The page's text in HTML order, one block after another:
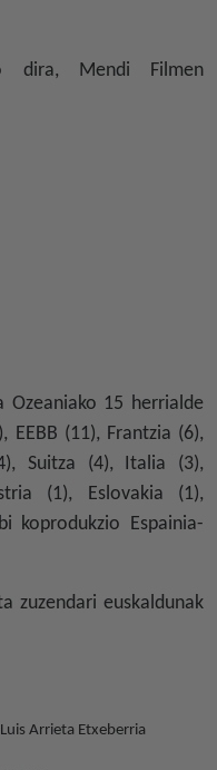
dira, Mendi Filmen
Ozeaniako 15 herrialde
EEBB (11), Frantzia (6),
Suitza (4), Italia (3),
(1), Eslovakia (1),
koprodukzio Espainia-
zuzendari euskaldunak
Arrieta Etxeberria